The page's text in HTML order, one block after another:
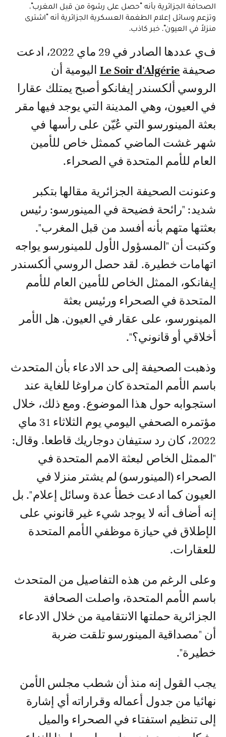
الصحافة الجزائرية بأنه "حصل على رشوة من قبل المغرب".
وتزعم وسائل إعلام الطغمة العسكرية الجزائرية أنه "اشترى
منزلاً في العيون". خبر كاذب.
في عددها الصادر في 29 ماي 2022، ادعت
صحيفة Le Soir d'Algérie اليومية أن
الروسي ألكسندر إيفانكو أصبح يمتلك عقارا
في العيون، وهي المدينة التي يوجد فيها مقر
بعثة المينورسو التي عُيّن على رأسها في
شهر غشت الماضي كممثل خاص للأمين
العام للأمم المتحدة في الصحراء.
وعنونت الصحيفة الجزائرية مقالها بتكبر
شديد: "رائحة فضيحة في المينورسو: رئيس
بعثتها متهم بأنه أفسد من قبل المغرب".
وكتبت أن "المسؤول الأول للمينورسو يواجه
اتهامات خطيرة. لقد حصل الروسي ألكسندر
إيفانكو، الممثل الخاص للأمين العام للأمم
المتحدة في الصحراء ورئيس بعثة
المينورسو، على عقار في العيون. هل الأمر
أخلاقي أو قانوني؟".
وذهبت الصحيفة إلى حد الادعاء بأن المتحدث
باسم الأمم المتحدة كان مراوغا للغاية عند
استجوابه حول هذا الموضوع. ومع ذلك، خلال
مؤتمره الصحفي اليومي يوم الثلاثاء 31 ماي
2022، كان رد ستيفان دوجاريك قاطعا. وقال:
"الممثل الخاص لبعثة الامم المتحدة في
الصحراء (المينورسو) لم يشتر منزلا في
العيون كما ادعت خطأ عدة وسائل إعلام". بل
إنه أضاف أنه لا يوجد شيء غير قانوني على
الإطلاق في حيازة موظفي الأمم المتحدة
للعقارات.
وعلى الرغم من هذه التفاصيل من المتحدث
باسم الأمم المتحدة، واصلت الصحافة
الجزائرية حملتها الانتقامية من خلال الادعاء
أن "مصداقية المينورسو تلقت ضربة
خطيرة".
يجب القول إنه منذ أن شطب مجلس الأمن
نهائيا من جدول أعماله وقراراته أي إشارة
إلى تنظيم استفتاء في الصحراء والميل